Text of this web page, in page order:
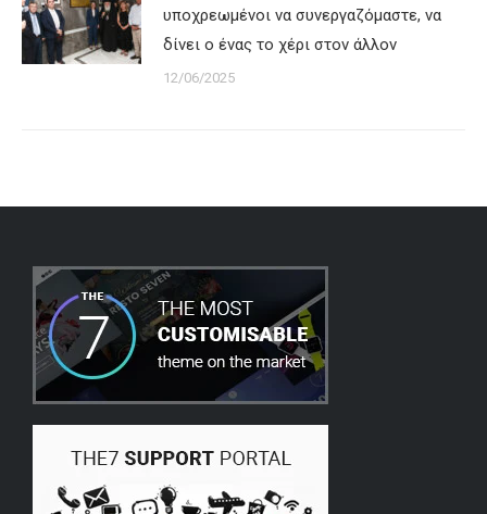
υποχρεωμένοι να συνεργαζόμαστε, να
δίνει ο ένας το χέρι στον άλλον
12/06/2025